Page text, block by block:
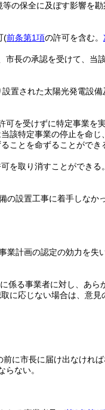
の保全に及ぼす影響を
(前条第1項の許可を含む。
長の承認を受けて、当
置された太陽光発電設
可を受けずに特定事業を
該特定事業の停止を命じ
ことを命ずることができ
を取り消すことができる。
設置工事に着手しなか
計画の認定の効力を失
係る事業者に対し、あら
に応じない場合は、意
に市長に届け出なければ
ない。